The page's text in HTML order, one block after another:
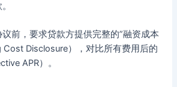
前，要求贷款方提供完整的”融资成本
Cost Disclosure），对比所有费用后的
APR）。